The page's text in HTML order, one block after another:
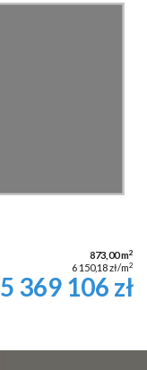
873,00 m2
6 150,18 zł/m2
5 369 106 zł